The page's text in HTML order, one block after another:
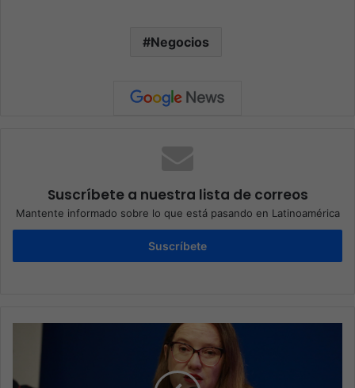
Negocios
Suscríbete a nuestra lista de correos
Mantente informado sobre lo que está pasando en Latinoamérica
Suscríbete